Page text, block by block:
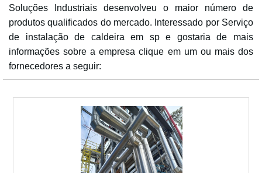
Soluções Industriais desenvolveu o maior número de
produtos qualificados do mercado. Interessado por Serviço
de instalação de caldeira em sp e gostaria de mais
informações sobre a empresa clique em um ou mais dos
fornecedores a seguir: